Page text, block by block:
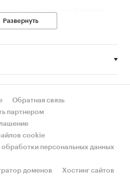
рынка мобильных
области, много это
Если растет, то
или за счет
занимает в России и в
округе по объему продаж
населения?
можно отнести рынок по
(малый/крупный, с
Развернуть
Обратная связь
партнером
cookie
обработки персональных данных
доменов
Хостинг сайтов